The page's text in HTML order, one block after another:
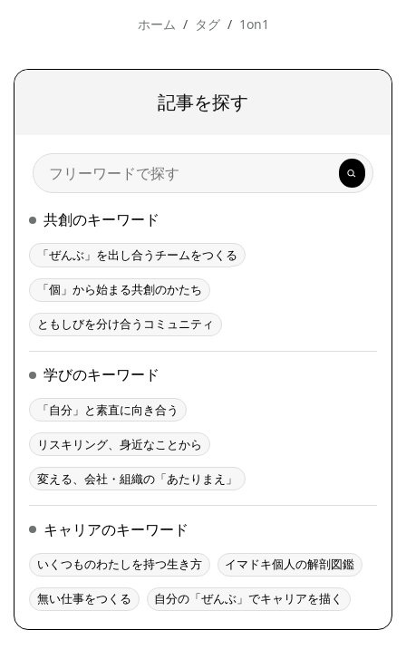
ホーム タグ 1on1
記事を探す
検
索
共創のキーワード
「ぜんぶ」を出し合うチームをつくる
「個」から始まる共創のかたち
ともしびを分け合うコミュニティ
学びのキーワード
「自分」と素直に向き合う
リスキリング、身近なことから
変える、会社・組織の「あたりまえ」
キャリアのキーワード
いくつものわたしを持つ生き方 イマドキ個人の解剖図鑑
無い仕事をつくる 自分の「ぜんぶ」でキャリアを描く